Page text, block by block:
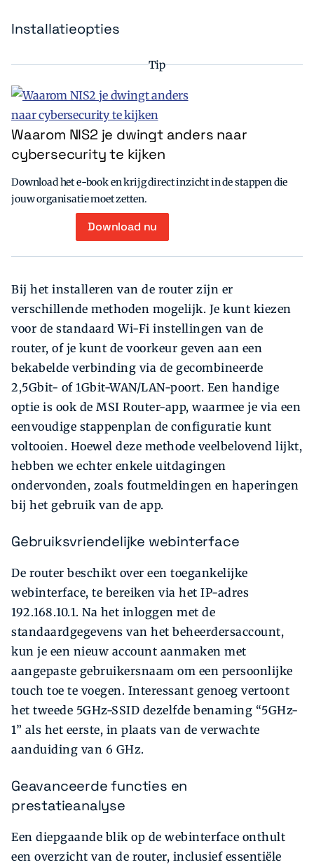
Installatieopties
Tip
Waarom NIS2 je dwingt anders naar
cybersecurity te kijken
Download het e-book en krijg direct inzicht in de stappen die
jouw organisatie moet zetten.
Download nu
Bij het installeren van de router zijn er
verschillende methoden mogelijk. Je kunt kiezen
voor de standaard Wi-Fi instellingen van de
router, of je kunt de voorkeur geven aan een
bekabelde verbinding via de gecombineerde
2,5Gbit- of 1Gbit-WAN/LAN-poort. Een handige
optie is ook de MSI Router-app, waarmee je via een
eenvoudige stappenplan de configuratie kunt
voltooien. Hoewel deze methode veelbelovend lijkt,
hebben we echter enkele uitdagingen
ondervonden, zoals foutmeldingen en haperingen
bij het gebruik van de app.
Gebruiksvriendelijke webinterface
De router beschikt over een toegankelijke
webinterface, te bereiken via het IP-adres
192.168.10.1. Na het inloggen met de
standaardgegevens van het beheerdersaccount,
kun je een nieuw account aanmaken met
aangepaste gebruikersnaam om een persoonlijke
touch toe te voegen. Interessant genoeg vertoont
het tweede 5GHz-SSID dezelfde benaming “5GHz-
1” als het eerste, in plaats van de verwachte
aanduiding van 6 GHz.
Geavanceerde functies en
prestatieanalyse
Een diepgaande blik op de webinterface onthult
een overzicht van de router, inclusief essentiële